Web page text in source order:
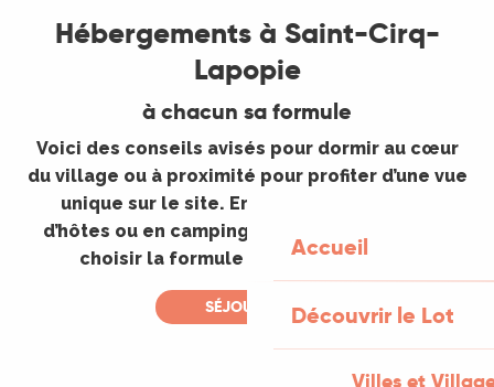
Accueil
Découvrir le Lot
Villes et
Hébergements à Saint-Cirq-
Lapopie
à chacun sa formule
Voici des conseils avisés pour dormir au cœur
du village ou à proximité pour profiter d’une vue
unique sur le site. En hôtel, en chambres
d’hôtes ou en camping vous n’aurez plus qu’à
choisir la formule qui vous convient.
SÉJOURNER